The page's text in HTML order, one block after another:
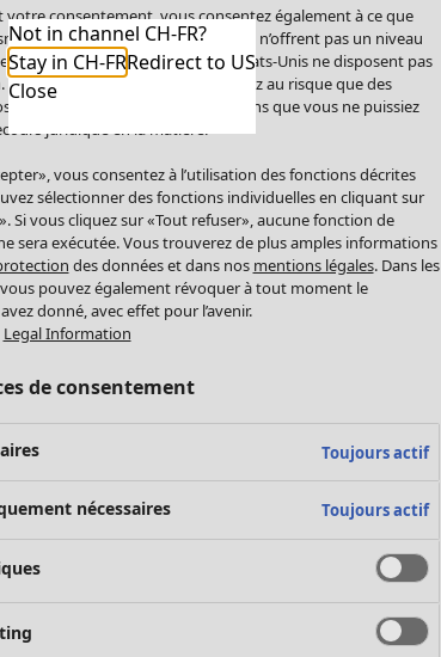
Not in channel CH-FR?
Stay in CH-FRRedirect to US
Close
votre consentement, vous consentez également à ce que
aux États-Unis. Les États-Unis n’offrent pas un niveau
comparable à celui de l’UE. Les États-Unis ne disposent pas
Par conséquent, vous vous exposez au risque que des
données à caractère personnel sans que vous ne puissiez
juridique en la matière.
vous consentez à l’utilisation des fonctions décrites
sélectionner des fonctions individuelles en cliquant sur
Si vous cliquez sur «Tout refuser», aucune fonction de
sera exécutée. Vous trouverez de plus amples informations
des données et dans nos mentions légales. Dans les
pouvez également révoquer à tout moment le
donné, avec effet pour l’avenir.
Legal Information
de consentement
Toujours actif
nécessaires Toujours actif